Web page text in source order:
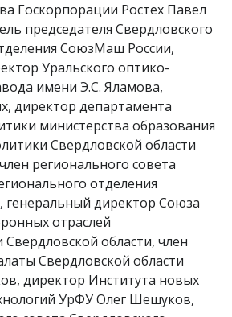
Госкорпорации Ростех Павел
председателя Свердловского
СоюзМаш России,
Уральского оптико-
имени Э.С. Яламова,
директор департамента
министерства образования
Свердловской области
регионального совета
отделения
директор Союза
отраслей
области, член
Свердловской области
директор Института новых
УрФУ Олег Шешуков,